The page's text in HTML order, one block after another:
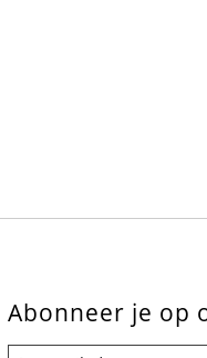
Abonneer je op